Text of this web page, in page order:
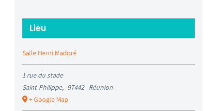
Lieu
Salle Henri Madoré
1 rue du stade
Saint-Philippe, 97442 Réunion
+ Google Map